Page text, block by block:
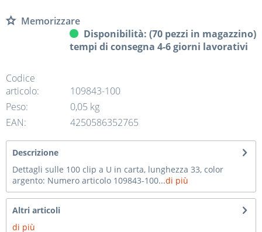
Memorizzare
Disponibilità: (70 pezzi in magazzino)
tempi di consegna 4-6 giorni lavorativi
Codice
articolo:
109843-100
Peso:
0,05 kg
EAN:
4250586352765
Descrizione
Dettagli sulle 100 clip a U in carta, lunghezza 33, color
argento: Numero articolo 109843-100...di più
Altri articoli
di più